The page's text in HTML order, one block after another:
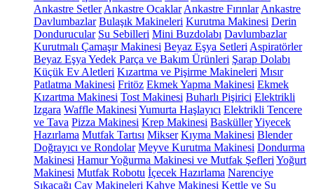
Ankastre Setler Ankastre Ocaklar Ankastre Fırınlar Ankastre
Davlumbazlar Bulaşık Makineleri Kurutma Makinesi Derin
Dondurucular Su Sebilleri Mini Buzdolabı Davlumbazlar
Kurutmalı Çamaşır Makinesi Beyaz Eşya Setleri Aspiratörler
Beyaz Eşya Yedek Parça ve Bakım Ürünleri Şarap Dolabı
Küçük Ev Aletleri Kızartma ve Pişirme Makineleri Mısır
Patlatma Makinesi Fritöz Ekmek Yapma Makinesi Ekmek
Kızartma Makinesi Tost Makinesi Buharlı Pişirici Elektrikli
Izgara Waffle Makinesi Yumurta Haşlayıcı Elektrikli Tencere
ve Tava Pizza Makinesi Krep Makinesi BasküllerYiyecek
Hazırlama Mutfak Tartısı Mikser Kıyma Makinesi Blender
Doğrayıcı ve Rondolar Meyve Kurutma Makinesi Dondurma
Makinesi Hamur Yoğurma Makinesi ve Mutfak Şefleri Yoğurt
Makinesi Mutfak Robotu İçecek Hazırlama Narenciye
Sıkacağı Çay Makineleri Kahve Makinesi Kettle ve Su